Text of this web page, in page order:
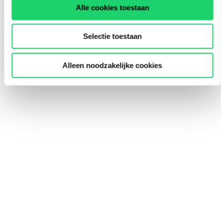
Alle cookies toestaan
Selectie toestaan
Alleen noodzakelijke cookies